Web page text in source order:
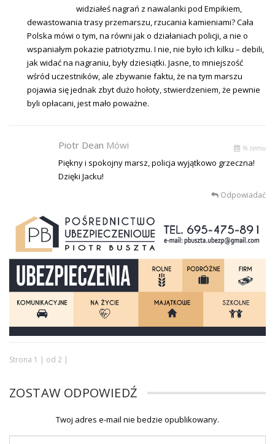
widziałeś nagrań z nawalanki pod Empikiem,
dewastowania trasy przemarszu, rzucania kamieniami? Cała
Polska mówi o tym, na równi jak o działaniach policji, a nie o
wspaniałym pokazie patriotyzmu. I nie, nie było ich kilku – debili,
jak widać na nagraniu, były dziesiątki. Jasne, to mniejszość
wśród uczestników, ale zbywanie faktu, że na tym marszu
pojawia się jednak zbyt dużo hołoty, stwierdzeniem, że pewnie
byli opłacani, jest mało poważne.
Piotr Dean Mówi % temu
Piękny i spokojny marsz, policja wyjątkowo grzeczna!
Dzięki Jacku!
Odpowiadać
Strona 1 | od 2 |
ZOSTAW ODPOWIEDŹ
Twoj adres e-mail nie bedzie opublikowany.